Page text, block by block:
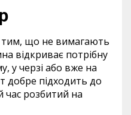
тим, що не вимагають
відкриває потрібну
у черзі або вже на
добре підходить до
час розбитий на